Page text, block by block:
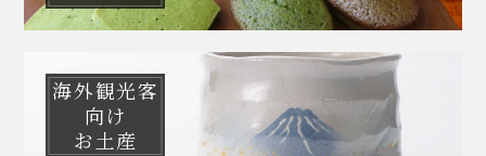
海外観光客
向け
お土産